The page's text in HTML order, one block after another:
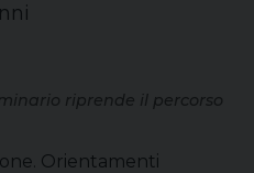
riprende il percorso
Orientamenti